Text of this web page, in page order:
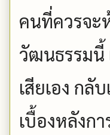
คนที่ควรจะ
วัฒนธรรมนี้
เสียเอง กลั
เบื้องหลังกา